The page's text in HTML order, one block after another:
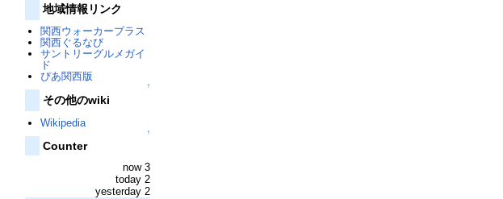
地域情報リンク
関西ウォーカープラス
関西ぐるなび
サントリーグルメガイ
ド
ぴあ関西版
↑
その他のwiki
Wikipedia
↑
Counter
now 3
today 2
yesterday 2